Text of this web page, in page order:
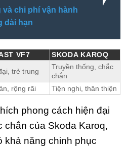
và chi phí vận hành
dài hạn
VF7 SKODA KAROQ
trẻ trung
Truyền thống, chắc
chắn
rộng rãi Tiện nghi, thân thiện
phong cách hiện đại
chắn của Skoda Karoq,
khả năng chinh phục